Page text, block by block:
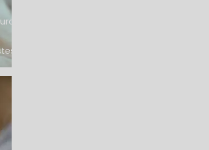
na Zona Sul
neuropsicológicos para tdah